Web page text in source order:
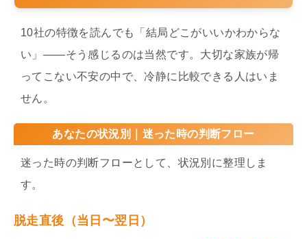
10社の特徴を読んでも「結局どこがいいかわからな
い」——そう感じるのは当然です。大切な家族が帰
ってこない不安の中で、冷静に比較できる人はいま
せん。
あなたの状況別｜迷った時の判断フロー
迷った時の判断フローとして、状況別に整理しま
す。
脱走直後（当日〜翌日）